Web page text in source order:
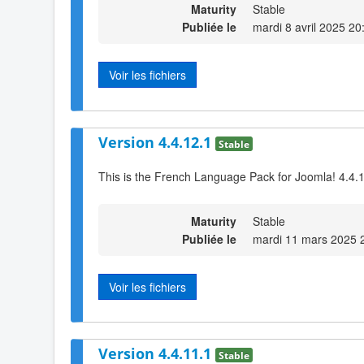
Maturity
Stable
Publiée le
mardi 8 avril 2025
Voir les fichiers
Version 4.4.12.1 Stable
This is the French Language Pack for Joomla!
Maturity
Stable
Publiée le
mardi 11 mars 2025
Voir les fichiers
Version 4.4.11.1 Stable